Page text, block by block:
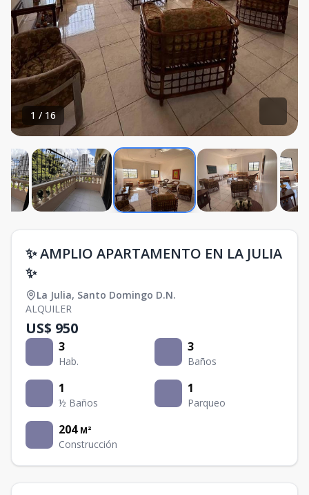
1 / 16
✨ AMPLIO APARTAMENTO EN LA JULIA
✨
La Julia, Santo Domingo D.N.
ALQUILER
US$ 950
3
Hab.
3
Baños
1
½ Baños
1
Parqueo
204 M²
Construcción